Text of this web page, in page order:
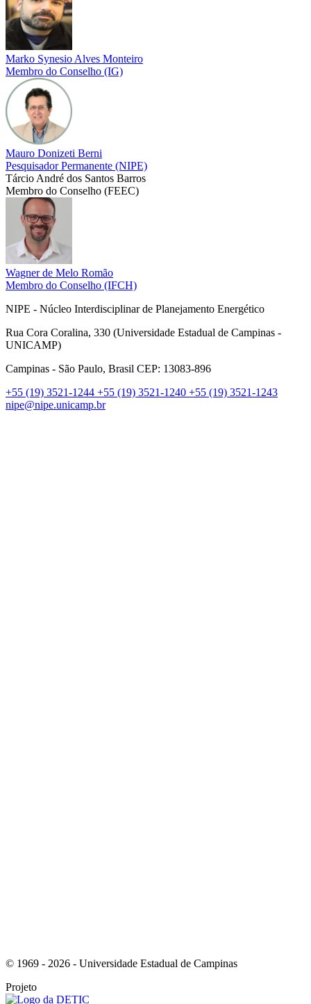
Marko Synesio Alves Monteiro
Membro do Conselho (IG)
Mauro Donizeti Berni
Pesquisador Permanente (NIPE)
Tárcio André dos Santos Barros
Membro do Conselho (FEEC)
Wagner de Melo Romão
Membro do Conselho (IFCH)
NIPE - Núcleo Interdisciplinar de Planejamento Energético
Rua Cora Coralina, 330 (Universidade Estadual de Campinas -
UNICAMP)
Campinas - São Paulo, Brasil CEP: 13083-896
+55 (19) 3521-1244 +55 (19) 3521-1240 +55 (19) 3521-1243
nipe@nipe.unicamp.br
© 1969 - 2026 - Universidade Estadual de Campinas
Projeto